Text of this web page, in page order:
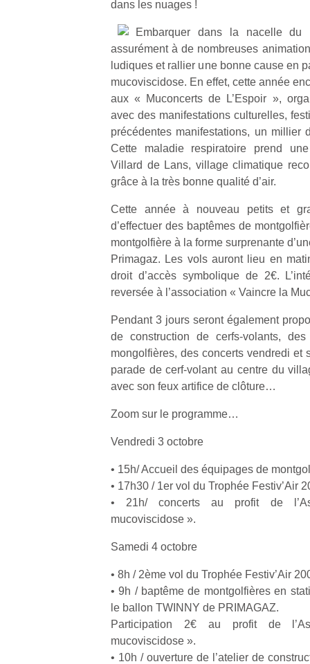
dans les nuages !
Embarquer dans la nacelle du
assurément à de nombreuses
ludiques et rallier une bonne cause en
mucoviscidose. En effet, cette année
aux « Muconcerts de L’Espoir »,
avec des manifestations culturelles,
précédentes manifestations, un millier
Cette maladie respiratoire prend
Villard de Lans, village climatique
grâce à la très bonne qualité d’air.
Cette année à nouveau petits et
d’effectuer des baptêmes de
montgolfière à la forme surprenante
Primagaz. Les vols auront lieu en
droit d’accès symbolique de 2€.
reversée à l’association « Vaincre la
Pendant 3 jours seront également
de construction de cerfs-volants,
mongolfières, des concerts vendredi et
parade de cerf-volant au centre du
avec son feux artifice de clôture…
Zoom sur le programme…
Vendredi 3 octobre
• 15h/ Accueil des équipages de
• 17h30 / 1er vol du Trophée Festiv’Air
• 21h/ concerts au profit de
mucoviscidose ».
Samedi 4 octobre
• 8h / 2ème vol du Trophée Festiv’Air
• 9h / baptême de montgolfières en
le ballon TWINNY de PRIMAGAZ.
Participation 2€ au profit de
mucoviscidose ».
• 10h / ouverture de l’atelier de